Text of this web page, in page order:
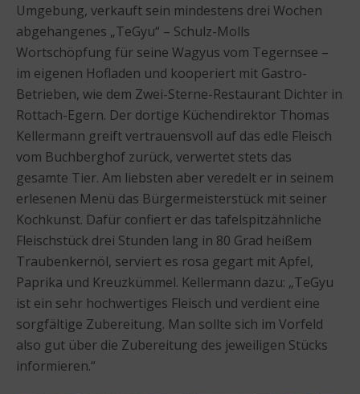
Umgebung, verkauft sein mindestens drei Wochen
abgehangenes „TeGyu“ – Schulz-Molls
Wortschöpfung für seine Wagyus vom Tegernsee –
im eigenen Hofladen und kooperiert mit Gastro-
Betrieben, wie dem Zwei-Sterne-Restaurant Dichter in
Rottach-Egern. Der dortige Küchendirektor Thomas
Kellermann greift vertrauensvoll auf das edle Fleisch
vom Buchberghof zurück, verwertet stets das
gesamte Tier. Am liebsten aber veredelt er in seinem
erlesenen Menü das Bürgermeisterstück mit seiner
Kochkunst. Dafür confiert er das tafelspitzähnliche
Fleischstück drei Stunden lang in 80 Grad heißem
Traubenkernöl, serviert es rosa gegart mit Apfel,
Paprika und Kreuzkümmel. Kellermann dazu: „TeGyu
ist ein sehr hochwertiges Fleisch und verdient eine
sorgfältige Zubereitung. Man sollte sich im Vorfeld
also gut über die Zubereitung des jeweiligen Stücks
informieren.“